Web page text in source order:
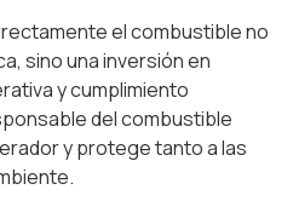
el combustible no
sino una inversión en
y cumplimiento
del combustible
y protege tanto a las